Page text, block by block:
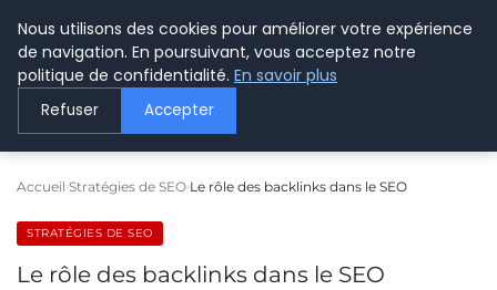
LE WEBMARKETING
Accueil Stratégies de SEO Le rôle des backlinks dans le SEO
STRATÉGIES DE SEO
Le rôle des backlinks dans le SEO
Nous utilisons des cookies pour améliorer votre expérience
de navigation. En poursuivant, vous acceptez notre
politique de confidentialité. En savoir plus
Refuser Accepter